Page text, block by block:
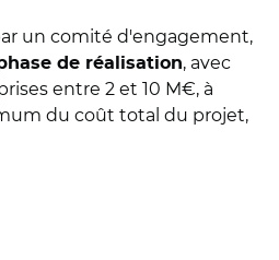
un comité d'engagement,
de réalisation, avec
entre 2 et 10 M€, à
du coût total du projet,